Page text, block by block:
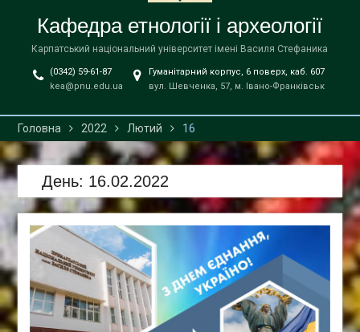
brązu nad Dniestrem»
Запрошуємо вступників на
за освітньою програмою
«Етнологія» спеціальності
!
Збори трудового
колективу кафедри
Кафедра етнології і археології
Карпатський національний університет імені Василя Стефаника
(0342) 59-61-87
kea@pnu.edu.ua
Гуманітарний корпус, 6 поверх, каб. 607
вул. Шевченка, 57, м. Івано-Франківськ
Головна 2022 Лютий 16
День: 16.02.2022